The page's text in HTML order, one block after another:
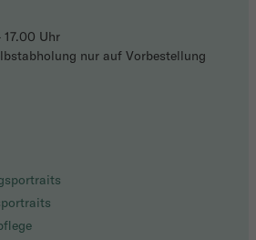
Uhr
nur auf Vorbestellung